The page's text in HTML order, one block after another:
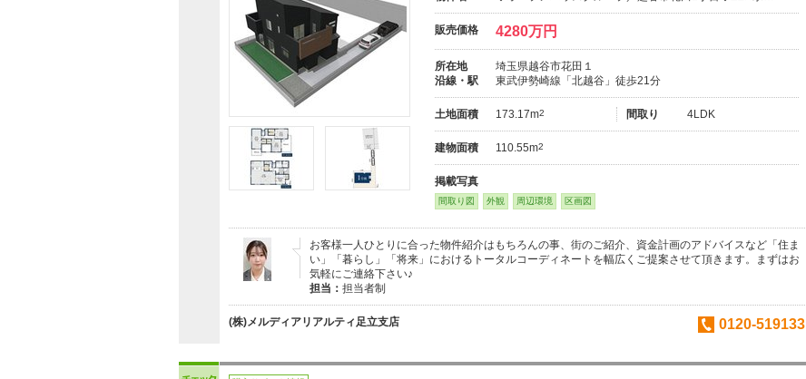
販売価格 4280万円
所在地
埼玉県越谷市花田１
沿線・駅
東武伊勢崎線「北越谷」徒歩21分
土地面積 173.17m2 間取り 4LDK
建物面積 110.55m2
掲載写真
間取り図 外観 周辺環境 区画図
お客様一人ひとりに合った物件紹介はもちろんの事、街のご紹介、資金計画のアドバイスなど「住ま
い」「暮らし」「将来」におけるトータルコーディネートを幅広くご提案させて頂きます。まずはお
気軽にご連絡下さい♪
担当： 担当者制
(株)メルディアリアルティ足立支店 0120-519133